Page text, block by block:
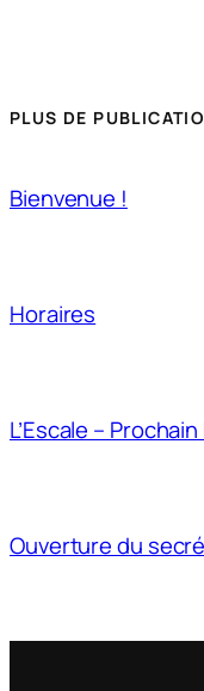
PLUS DE
Bienvenue !
Horaires
L’Escale –
Ouverture du